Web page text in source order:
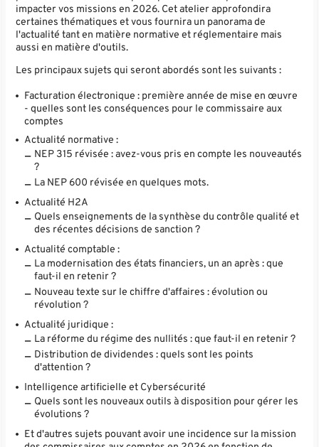
impacter vos missions en 2026. Cet atelier approfondira
certaines thématiques et vous fournira un panorama de
l'actualité tant en matière normative et réglementaire mais
aussi en matière d'outils.
Les principaux sujets qui seront abordés sont les suivants :
Facturation électronique : première année de mise en œuvre
- quelles sont les conséquences pour le commissaire aux
comptes
Actualité normative :
NEP 315 révisée : avez-vous pris en compte les nouveautés
?
La NEP 600 révisée en quelques mots.
Actualité H2A
Quels enseignements de la synthèse du contrôle qualité et
des récentes décisions de sanction ?
Actualité comptable :
La modernisation des états financiers, un an après : que
faut-il en retenir ?
Nouveau texte sur le chiffre d'affaires : évolution ou
révolution ?
Actualité juridique :
La réforme du régime des nullités : que faut-il en retenir ?
Distribution de dividendes : quels sont les points
d'attention ?
Intelligence artificielle et Cybersécurité
Quels sont les nouveaux outils à disposition pour gérer les
évolutions ?
Et d'autres sujets pouvant avoir une incidence sur la mission